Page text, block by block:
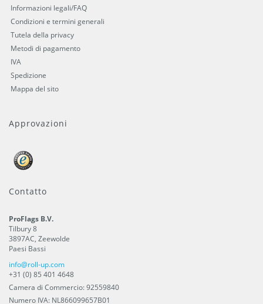
Informazioni legali/FAQ
Condizioni e termini generali
Tutela della privacy
Metodi di pagamento
IVA
Spedizione
Mappa del sito
Approvazioni
Contatto
ProFlags B.V.
Tilbury 8
3897AC, Zeewolde
Paesi Bassi
info@roll-up.com
+31 (0) 85 401 4648
Camera di Commercio: 92559840
Numero IVA: NL866099657B01